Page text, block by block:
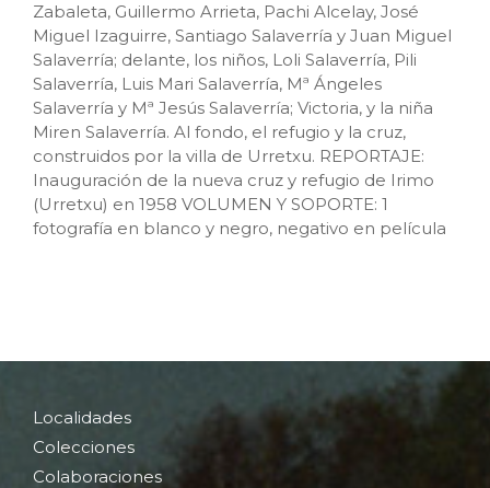
Zabaleta, Guillermo Arrieta, Pachi Alcelay, José
Miguel Izaguirre, Santiago Salaverría y Juan Miguel
Salaverría; delante, los niños, Loli Salaverría, Pili
Salaverría, Luis Mari Salaverría, Mª Ángeles
Salaverría y Mª Jesús Salaverría; Victoria, y la niña
Miren Salaverría. Al fondo, el refugio y la cruz,
construidos por la villa de Urretxu. REPORTAJE:
Inauguración de la nueva cruz y refugio de Irimo
(Urretxu) en 1958 VOLUMEN Y SOPORTE: 1
fotografía en blanco y negro, negativo en película
Localidades
Colecciones
Colaboraciones